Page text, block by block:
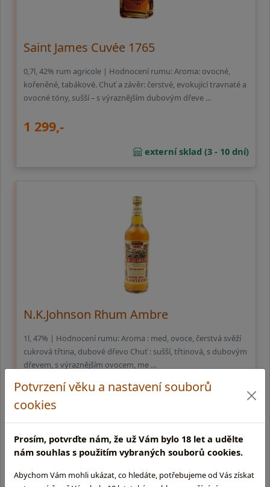
Potvrzení věku a nastavení souborů
cookies
Prosím, potvrďte nám, že už Vám bylo 18 let a udělte
nám souhlas s použitím vybraných souborů cookies.
Abychom Vám mohli ukázat, co hledáte, potřebujeme od Vás získat
Saint James Cuvée 1765
0,7l, 42% rum agricole | Hodnocení rumu: Aroma: ovocné,
kořeněné, tabákové. Chuť a závěr: čerstvé, evokující travnaté a
ovocné tóny, sušší – s výraznějším dubovým dřeve …
1 299,-
externí sklad (3 - 10 dní)
N.K.Johnson Rhum Ambre
1l, 47% | Hodnocení rumu: Aroma : med, ovoce, čerstvá svěží
cukrová třtina, dubové dřevo Chuť : sušší, třtinová, s dubovým
dřevem, s výraznějším ovocem, me …
629,-